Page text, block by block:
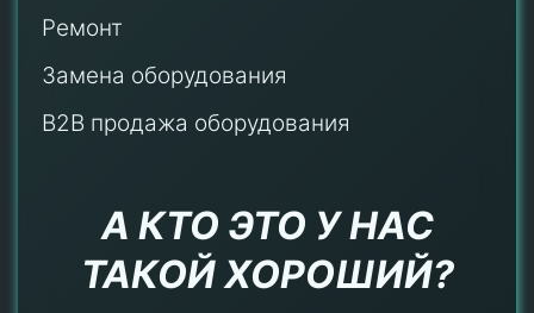
Ремонт
Замена оборудования
B2B продажа оборудования
А КТО ЭТО У НАС
ТАКОЙ ХОРОШИЙ?